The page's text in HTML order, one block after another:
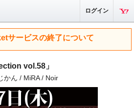
ログイン
サービスの終了について
vol.58」
かん / MiRA / Noir